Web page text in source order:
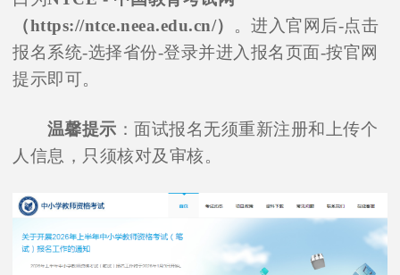
（https://ntce.neea.edu.cn/）
。进入官网后-点击
报名系统-选择省份-登录并进入报名页面-按官网
提示即可。
温馨提示 ：面试报名无须重新注册和上传个
人信息，只须核对及审核。